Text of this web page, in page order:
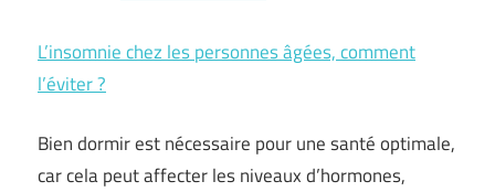
L’insomnie chez les personnes âgées, comment
l’éviter ?
Bien dormir est nécessaire pour une santé optimale,
car cela peut affecter les niveaux d’hormones,